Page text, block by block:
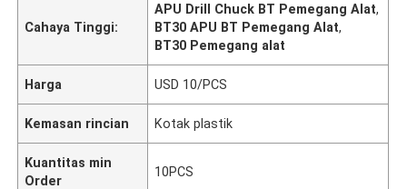
Cahaya Tinggi:
APU Drill Chuck BT Pemegang Alat,
BT30 APU BT Pemegang Alat,
BT30 Pemegang alat
Harga USD 10/PCS
Kemasan rincian Kotak plastik
Kuantitas min
Order
10PCS